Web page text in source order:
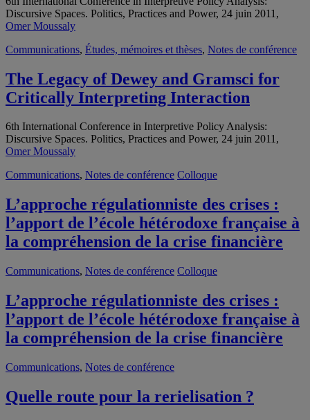
Discursive Spaces. Politics, Practices and Power, 24 juin 2011,
Omer Moussaly
Communications, Études, mémoires et thèses, Notes de conférence
The Legacy of Dewey and Gramsci for
Critically Interpreting Interaction
6th International Conference in Interpretive Policy Analysis:
Discursive Spaces. Politics, Practices and Power, 24 juin 2011,
Omer Moussaly
Communications, Notes de conférence Colloque
L’approche régulationniste des crises :
l’apport de l’école hétérodoxe française à
la compréhension de la crise financière
Communications, Notes de conférence Colloque
L’approche régulationniste des crises :
l’apport de l’école hétérodoxe française à
la compréhension de la crise financière
Communications, Notes de conférence
Quelle route pour la rerielisation ?